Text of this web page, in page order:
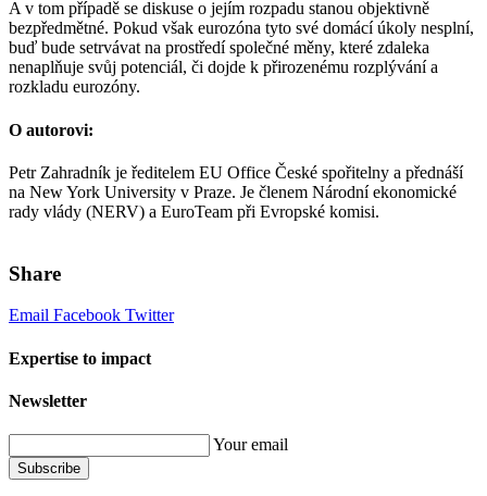
A v tom případě se diskuse o jejím rozpadu stanou objektivně
bezpředmětné. Pokud však eurozóna tyto své domácí úkoly nesplní,
buď bude setrvávat na prostředí společné měny, které zdaleka
nenaplňuje svůj potenciál, či dojde k přirozenému rozplývání a
rozkladu eurozóny.
O autorovi:
Petr Zahradník je ředitelem EU Office České spořitelny a přednáší
na New York University v Praze. Je členem Národní ekonomické
rady vlády (NERV) a EuroTeam při Evropské komisi.
Share
Email Facebook Twitter
Expertise to impact
Newsletter
Your email
Subscribe